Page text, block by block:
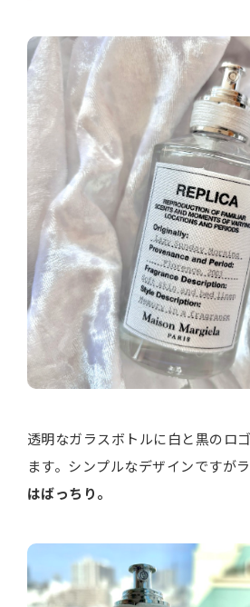
透明なガラスボトルに白と黒のロ
ます。シンプルなデザインですが
はばっちり。